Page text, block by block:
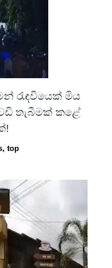
රැඳවියෙක් මිය
තැබීමක් කළේ
,top